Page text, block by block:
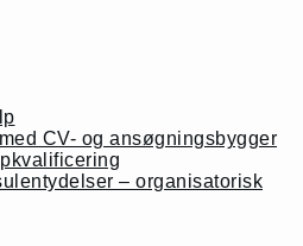
CV- og ansøgningsbygger
– organisatorisk